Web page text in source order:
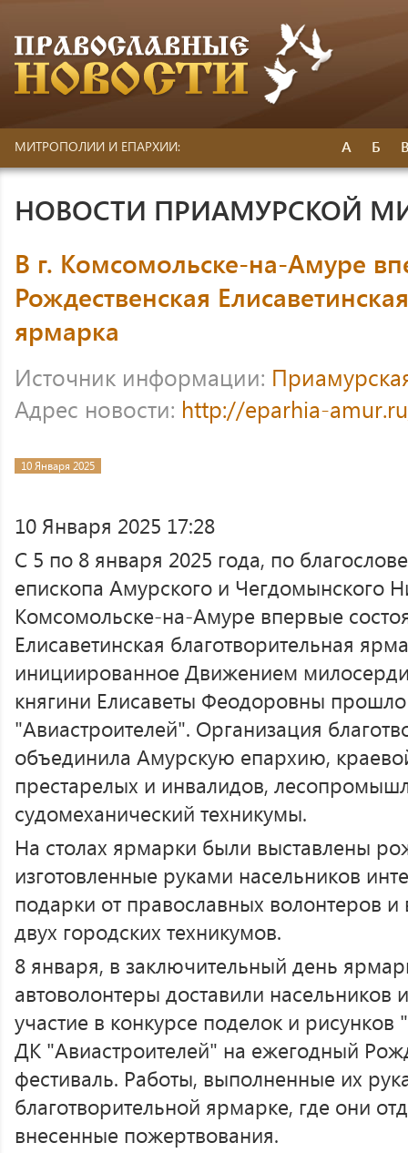
МИТРОПОЛИИ И ЕПАРХИИ: А Б
НОВОСТИ ПРИАМУРСКОЙ
В г. Комсомольске-на-Амуре
Рождественская
ярмарка
Источник информации:
Адрес новости: http://eparhia-
10 Января 2025
10 Января 2025 17:28
С 5 по 8 января 2025 года, по
епископа Амурского и Чегдомынского
Комсомольске-на-Амуре впервые
Елисаветинская благотворительная
инициированное Движением
княгини Елисаветы Феодоровны
"Авиастроителей". Организация
объединила Амурскую епархию,
престарелых и инвалидов,
судомеханический техникумы.
На столах ярмарки были выставлены
изготовленные руками насельников
подарки от православных волонтеров и
двух городских техникумов.
8 января, в заключительный день
автоволонтеры доставили
участие в конкурсе поделок и
ДК "Авиастроителей" на ежегодный
фестиваль. Работы, выполненные их
благотворительной ярмарке, где они
внесенные пожертвования.